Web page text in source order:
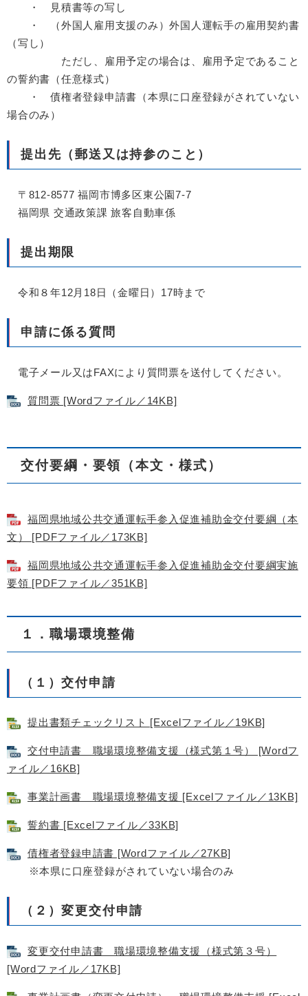
・ 見積書等の写し
・ （外国人雇用支援のみ）外国人運転手の雇用契約書
（写し）
ただし、雇用予定の場合は、雇用予定であること
の誓約書（任意様式）
・ 債権者登録申請書（本県に口座登録がされていない
場合のみ）
提出先（郵送又は持参のこと）
〒812-8577 福岡市博多区東公園7-7
福岡県 交通政策課 旅客自動車係
提出期限
令和８年12月18日（金曜日）17時まで
申請に係る質問
電子メール又はFAXにより質問票を送付してください。
質問票 [Wordファイル／14KB]
交付要綱・要領（本文・様式）
福岡県地域公共交通運転手参入促進補助金交付要綱（本
文） [PDFファイル／173KB]
福岡県地域公共交通運転手参入促進補助金交付要綱実施
要領 [PDFファイル／351KB]
１．職場環境整備
（１）交付申請
提出書類チェックリスト [Excelファイル／19KB]
交付申請書 職場環境整備支援（様式第１号） [Wordフ
ァイル／16KB]
事業計画書 職場環境整備支援 [Excelファイル／13KB]
誓約書 [Excelファイル／33KB]
債権者登録申請書 [Wordファイル／27KB]
※本県に口座登録がされていない場合のみ
（２）変更交付申請
変更交付申請書 職場環境整備支援（様式第３号）
[Wordファイル／17KB]